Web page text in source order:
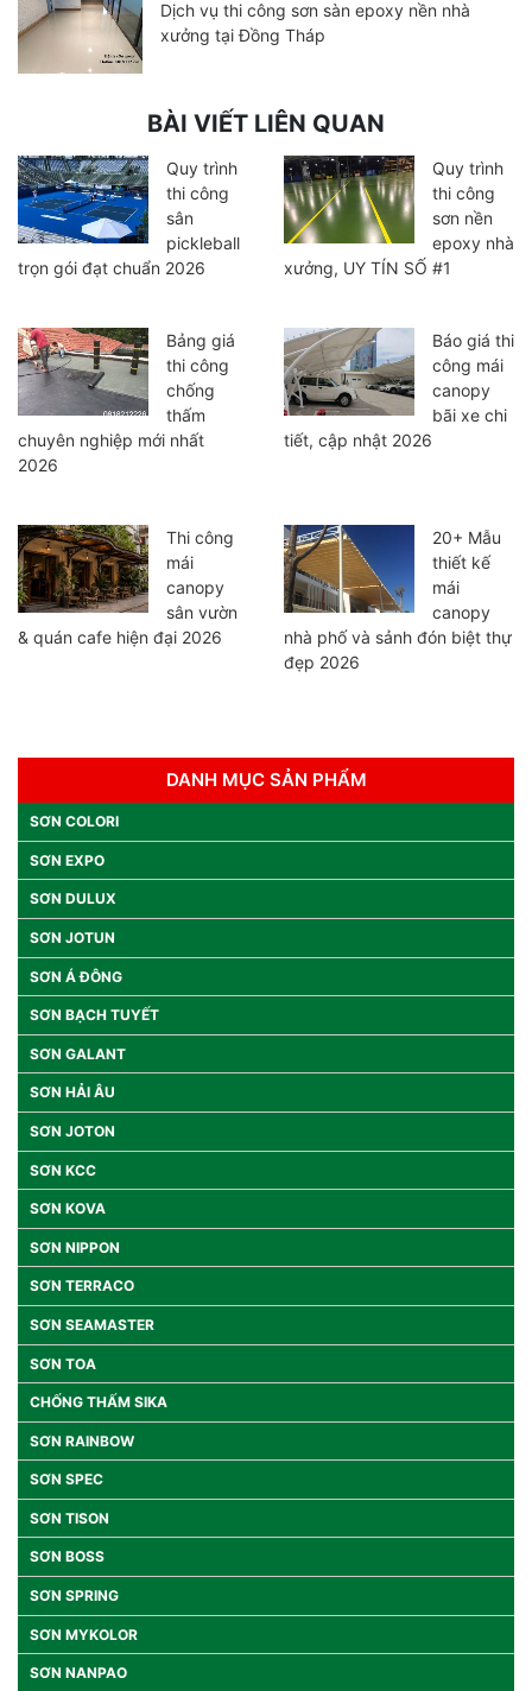
Dịch vụ thi công sơn sàn epoxy nền nhà
xưởng tại Đồng Tháp
BÀI VIẾT LIÊN QUAN
Quy trình
thi công
sân
pickleball
trọn gói đạt chuẩn 2026
Quy trình
thi công
sơn nền
epoxy nhà
xưởng, UY TÍN SỐ #1
Bảng giá
thi công
chống
thấm
chuyên nghiệp mới nhất
2026
Báo giá thi
công mái
canopy
bãi xe chi
tiết, cập nhật 2026
Thi công
mái
canopy
sân vườn
& quán cafe hiện đại 2026
20+ Mẫu
thiết kế
mái
canopy
nhà phố và sảnh đón biệt thự
đẹp 2026
DANH MỤC SẢN PHẨM
SƠN COLORI
SƠN EXPO
SƠN DULUX
SƠN JOTUN
SƠN Á ĐÔNG
SƠN BẠCH TUYẾT
SƠN GALANT
SƠN HẢI ÂU
SƠN JOTON
SƠN KCC
SƠN KOVA
SƠN NIPPON
SƠN TERRACO
SƠN SEAMASTER
SƠN TOA
CHỐNG THẤM SIKA
SƠN RAINBOW
SƠN SPEC
SƠN TISON
SƠN BOSS
SƠN SPRING
SƠN MYKOLOR
SƠN NANPAO